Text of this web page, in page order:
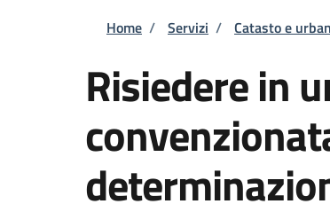
Briciole di
Home / Servizi / Catasto e
Risiedere in